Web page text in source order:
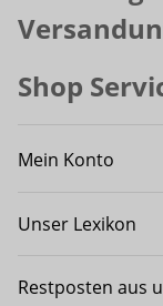
Shop
Mein Konto
Unser Lexikon
Restposten aus